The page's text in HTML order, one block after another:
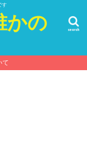
す
かの
search
て